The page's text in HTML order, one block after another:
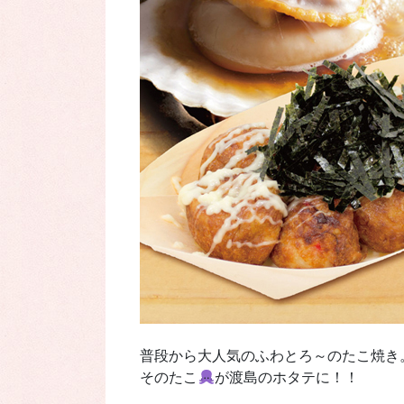
普段から大人気のふわとろ～のたこ焼き
そのたこ
が渡島のホタテに！！